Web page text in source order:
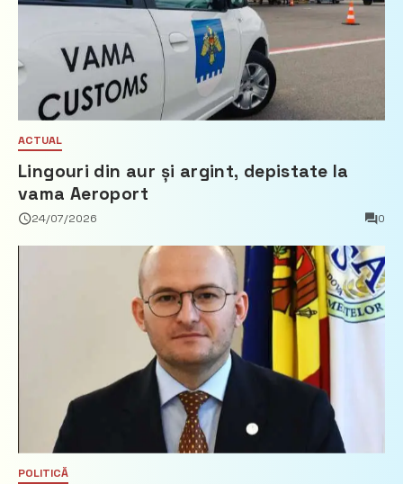
ACTUAL
Lingouri din aur și argint, depistate la
vama Aeroport
24/07/2026 0
POLITICĂ